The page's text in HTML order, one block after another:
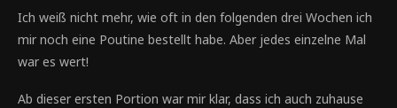
Ich weiß nicht mehr, wie oft in den folgenden drei Wochen ich
mir noch eine Poutine bestellt habe. Aber jedes einzelne Mal
war es wert!
Ab dieser ersten Portion war mir klar, dass ich auch zuhause